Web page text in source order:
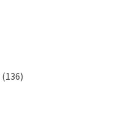
(136)